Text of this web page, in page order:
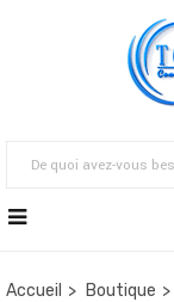
Accueil Boutique